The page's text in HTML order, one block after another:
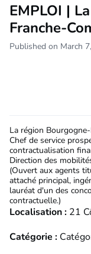
EMPLOI |
Franche-
Published on March
La région
Chef de service
contractualisation
Direction des
(Ouvert aux agents
attaché principal,
lauréat d'un des
contractuelle.)
Localisation : 21
Catégorie :